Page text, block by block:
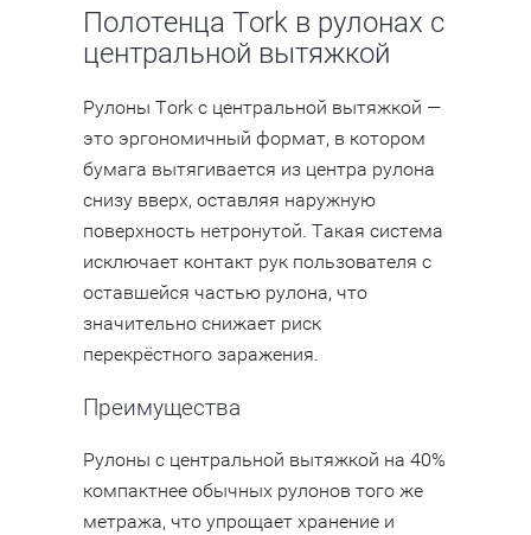
Полотенца Tork в рулонах с
центральной вытяжкой
Рулоны Tork с центральной вытяжкой —
это эргономичный формат, в котором
бумага вытягивается из центра рулона
снизу вверх, оставляя наружную
поверхность нетронутой. Такая система
исключает контакт рук пользователя с
оставшейся частью рулона, что
значительно снижает риск
перекрёстного заражения.
Преимущества
Рулоны с центральной вытяжкой на 40%
компактнее обычных рулонов того же
метража, что упрощает хранение и